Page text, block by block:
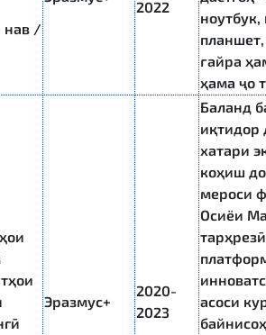
нав /
2022
ғайра
ҳама ҷо
Эразмус+
2020-
2023
Баланд
иқтидор
хатари
коҳиш
мероси
Осиёи
асоси